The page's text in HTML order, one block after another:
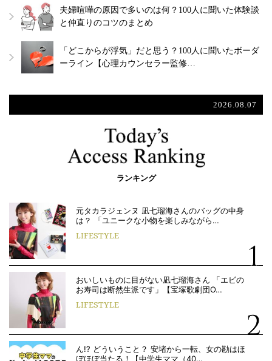
夫婦喧嘩の原因で多いのは何？100人に聞いた体験談
と仲直りのコツのまとめ
「どこからが浮気」だと思う？100人に聞いたボーダ
ーライン【心理カウンセラー監修…
2026.08.07
ランキング
元タカラジェンヌ 凪七瑠海さんのバッグの中身
は？ 「ユニークな小物を楽しみながら…
LIFESTYLE
おいしいものに目がない凪七瑠海さん 「エビの
お寿司は断然生派です」【宝塚歌劇団O…
LIFESTYLE
ん!? どういうこと？ 安堵から一転、女の勘はほ
ぼほぼ当たる！【中学生ママ（40…